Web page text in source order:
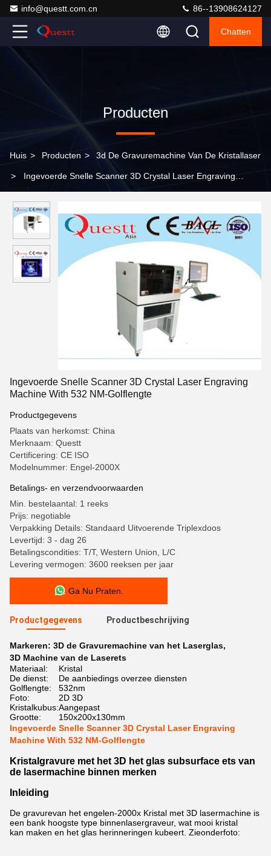
info@questt.com.cn 86--13908624127
Chatten
Producten
Huis > Producten > 3d De Gravuremachine Van De Kristallaser
> Ingevoerde Snelle Scanner 3D Crystal Laser Engraving
Ingevoerde Snelle Scanner 3D Crystal Laser Engraving
Machine With 532 NM-Golflengte
Productgegevens
Plaats van herkomst: China
Merknaam: Questt
Certificering: CE ISO
Modelnummer: Engel-2000X
Betalings- en verzendvoorwaarden
Min. bestelaantal: 1 reeks
Prijs: negotiable
Verpakking Details: Standaard Uitvoerende Triplexdoos
Levertijd: 3 - dag 26
Betalingscondities: T/T, Western Union, L/C
Levering vermogen: 3600 reeksen per jaar
Ga Nu Praten.
Productgegevens Productbeschrijving
Markeren: 3D de Gravuremachine van het Laserglas,
3D Machine van de Laserets
Materiaal:
Kristal
De dienst:
De aanbiedings overzee diensten
Golflengte:
532nm
Foto:
2D 3D
Kristalkubus:Aangepast
Grootte:
150x200x130mm
Ingevoerde Snelle Scanner 3D Crystal Laser Engraving
Machine With 532 NM-Golflengte
Kristalgravure met het 3D het glas subsurface ets van
de lasermachine binnen merken
Inleiding
De gravurevan het engelen-2000x Kristal met 3D lasermachine is
een bank hoogste type binnenlasergraveur, wat mooi kristal
kan maken en het glas herinneringen kubeert. Zieonderfoto: